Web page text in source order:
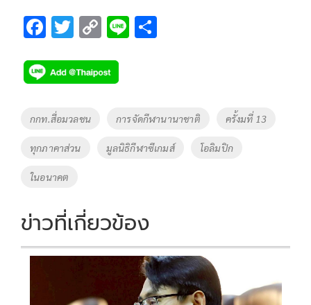
F
e
b
o
k
T
tt
er
C
p
y
Li
k
Li
Tags
กกท.สื่อมวลชน การจัดกีฬานานาชาติ ครั้งมที่ 13
ทุกภาคาส่วน มูลนิธิกีฬาซีเกมส์ โอลิมปิก
ในอนาคต
ข่าวที่เกี่ยวข้อง